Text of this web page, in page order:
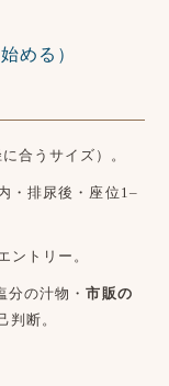
める）
合うサイズ）。
・排尿後・座位1–
ントリー。
分の汁物・市販の
判断。